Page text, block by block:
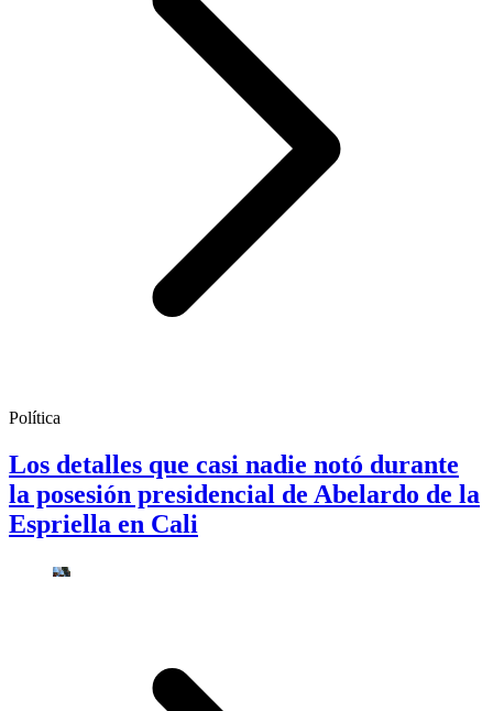
Política
Los detalles que casi nadie notó durante
la posesión presidencial de Abelardo de la
Espriella en Cali